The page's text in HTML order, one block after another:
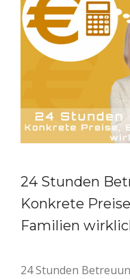
24 Stunden
Konkrete
Familien
24 Stunden